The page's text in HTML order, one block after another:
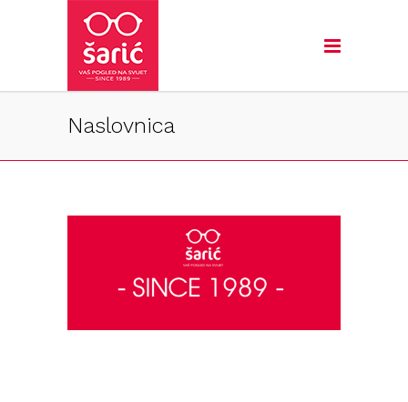
Naslovnica